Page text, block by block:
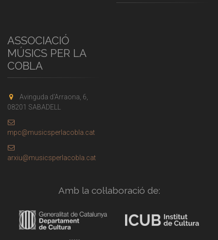
ASSOCIACIÓ
MÚSICS PER LA
COBLA
Avinguda d'Arraona, 6,
08201 SABADELL
mpc@musicsperlacobla.cat
arxiu@musicsperlacobla.cat
Amb la col·laboració de: